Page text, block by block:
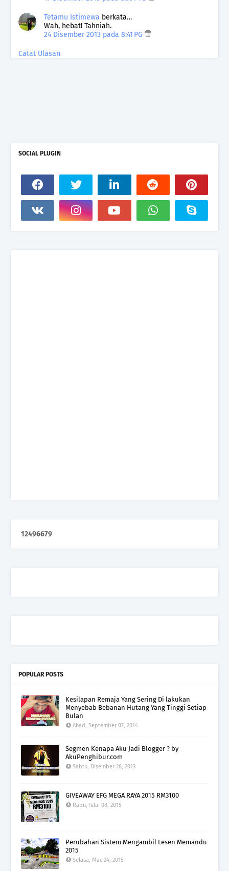
Tetamu Istimewa berkata…
Wah, hebat! Tahniah.
24 Disember 2013 pada 8:41 PG
Catat Ulasan
SOCIAL PLUGIN
12496679
POPULAR POSTS
Kesilapan Remaja Yang Sering Di lakukan
Menyebab Bebanan Hutang Yang Tinggi Setiap
Bulan
Ahad, September 07, 2014
Segmen Kenapa Aku Jadi Blogger ? by
AkuPenghibur.com
Sabtu, Disember 28, 2013
GIVEAWAY EFG MEGA RAYA 2015 RM3100
Rabu, Julai 08, 2015
Perubahan Sistem Mengambil Lesen Memandu
2015
Selasa, Mac 24, 2015